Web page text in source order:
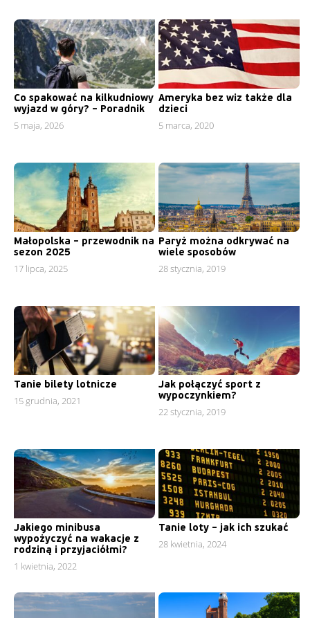
Co spakować na kilkudniowy
wyjazd w góry? – Poradnik
5 maja, 2026
Ameryka bez wiz także dla
dzieci
5 marca, 2020
Małopolska – przewodnik na
sezon 2025
17 lipca, 2025
Paryż można odkrywać na
wiele sposobów
28 stycznia, 2019
Tanie bilety lotnicze
15 grudnia, 2021
Jak połączyć sport z
wypoczynkiem?
22 stycznia, 2019
Jakiego minibusa
wypożyczyć na wakacje z
rodziną i przyjaciółmi?
1 kwietnia, 2022
Tanie loty – jak ich szukać
28 kwietnia, 2024